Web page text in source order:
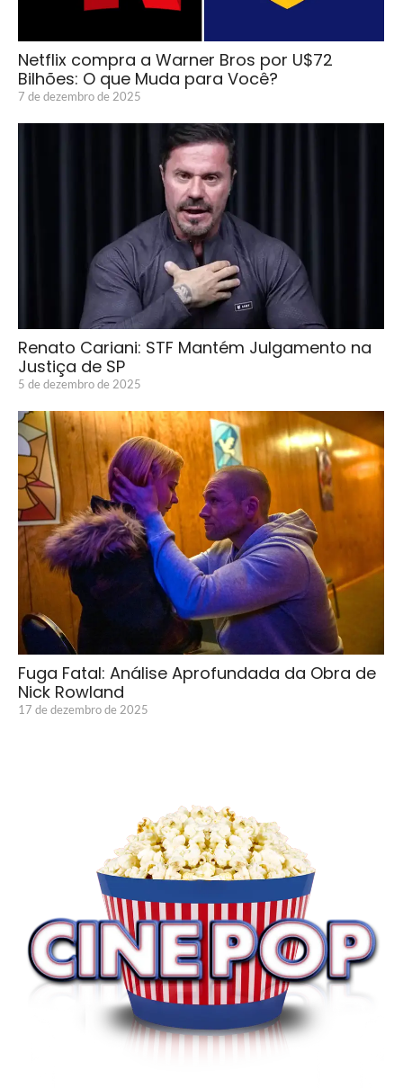
Netflix compra a Warner Bros por U$72
Bilhões: O que Muda para Você?
7 de dezembro de 2025
Renato Cariani: STF Mantém Julgamento na
Justiça de SP
5 de dezembro de 2025
Fuga Fatal: Análise Aprofundada da Obra de
Nick Rowland
17 de dezembro de 2025